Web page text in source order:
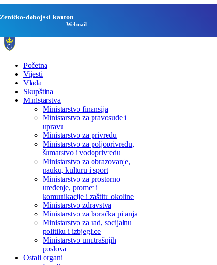
Zeničko-dobojski kanton
Webmail
Početna
Vijesti
Vlada
Skupština
Ministarstva
Ministarstvo finansija
Ministarstvo za pravosuđe i
upravu
Ministarstvo za privredu
Ministarstvo za poljoprivredu,
šumarstvo i vodoprivredu
Ministarstvo za obrazovanje,
nauku, kulturu i sport
Ministarstvo za prostorno
uređenje, promet i
komunikacije i zaštitu okoline
Ministarstvo zdravstva
Ministarstvo za boračka pitanja
Ministarstvo za rad, socijalnu
politiku i izbjeglice
Ministarstvo unutrašnjih
poslova
Ostali organi